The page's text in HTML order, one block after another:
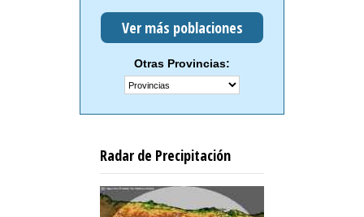
Ver más poblaciones
Otras Provincias:
Radar de Precipitación